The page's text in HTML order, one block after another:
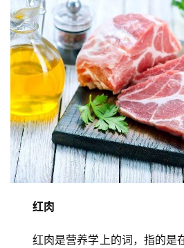
红肉
红肉是营养学上的词，指的是